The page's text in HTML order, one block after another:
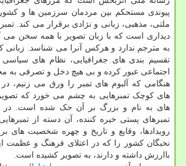
پیوندی مستحکم بین مردمان سرزمین ها و
ملتی، مذهبی، زبانی و نژادی برقرار می کند.
دیداری است که با زبان تصویر با همه سخن می
به مترجم ندارد و هرکس آنرا می شناسد. زبانی
تقسیم بندی های جغرافیایی، نظام های
اجتماعی عبور کرده و بی هیچ دخل و تصرفی به
هنگامی که آلبوم های تمبر را ورق می زنیم، در
های کوچک تمبرهایی به چشم می خورد که
های به نام و بزرگ بر آن حک شده است. در
تمبرهای پستی خیره کننده، آن دسته از
رویدادها، وقایع و تاریخ و چهره شخصیت های
نخبگان کشور را که در اعتلای فرهنگ و عظمت
باارزش داشته و دارند، به تصویر کشیده است.